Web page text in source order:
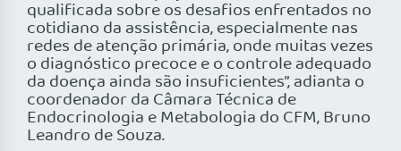
qualificada sobre os desafios enfrentados no
cotidiano da assistência, especialmente nas
redes de atenção primária, onde muitas vezes
o diagnóstico precoce e o controle adequado
da doença ainda são insuficientes”, adianta o
coordenador da Câmara Técnica de
Endocrinologia e Metabologia do CFM, Bruno
Leandro de Souza.